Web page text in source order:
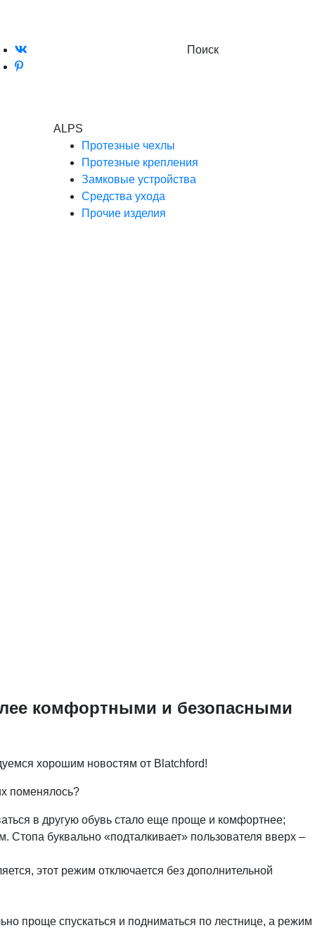
Поиск
ALPS
Протезные чехлы
Протезные крепления
Замковые устройства
Средства ухода
Прочие изделия
комфортными и безопасными
хорошим новостям от Blatchford!
поменялось?
в другую обувь стало еще проще и комфортнее;
Стопа буквально «подталкивает» пользователя вверх –
этот режим отключается без дополнительной
проще спускаться и подниматься по лестнице, а режим